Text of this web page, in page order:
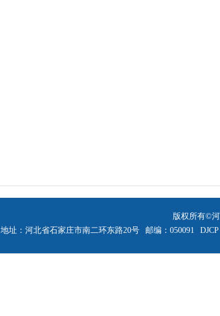
版权所有©
地址：河北省石家庄市南二环东路20号
邮编：050091